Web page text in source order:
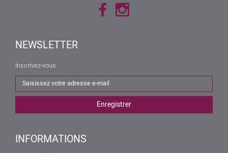
NEWSLETTER
Inscrivez-vous
INFORMATIONS